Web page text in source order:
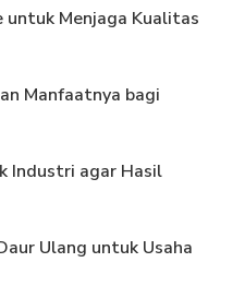
untuk Menjaga Kualitas
Manfaatnya bagi
Industri agar Hasil
Ulang untuk Usaha